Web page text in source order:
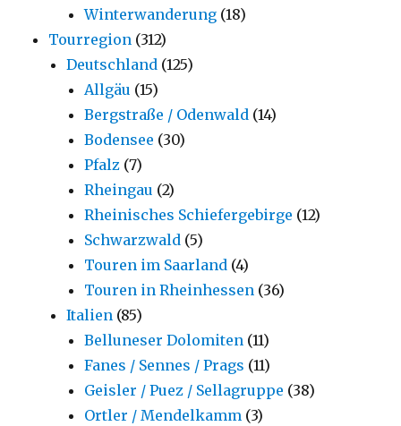
Winterwanderung (18)
Tourregion (312)
Deutschland (125)
Allgäu (15)
Bergstraße / Odenwald (14)
Bodensee (30)
Pfalz (7)
Rheingau (2)
Rheinisches Schiefergebirge (12)
Schwarzwald (5)
Touren im Saarland (4)
Touren in Rheinhessen (36)
Italien (85)
Belluneser Dolomiten (11)
Fanes / Sennes / Prags (11)
Geisler / Puez / Sellagruppe (38)
Ortler / Mendelkamm (3)